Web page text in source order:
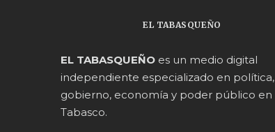
EL TABASQUEÑO
EL TABASQUEÑO es un medio digital
independiente especializado en política,
gobierno, economía y poder público en
Tabasco.